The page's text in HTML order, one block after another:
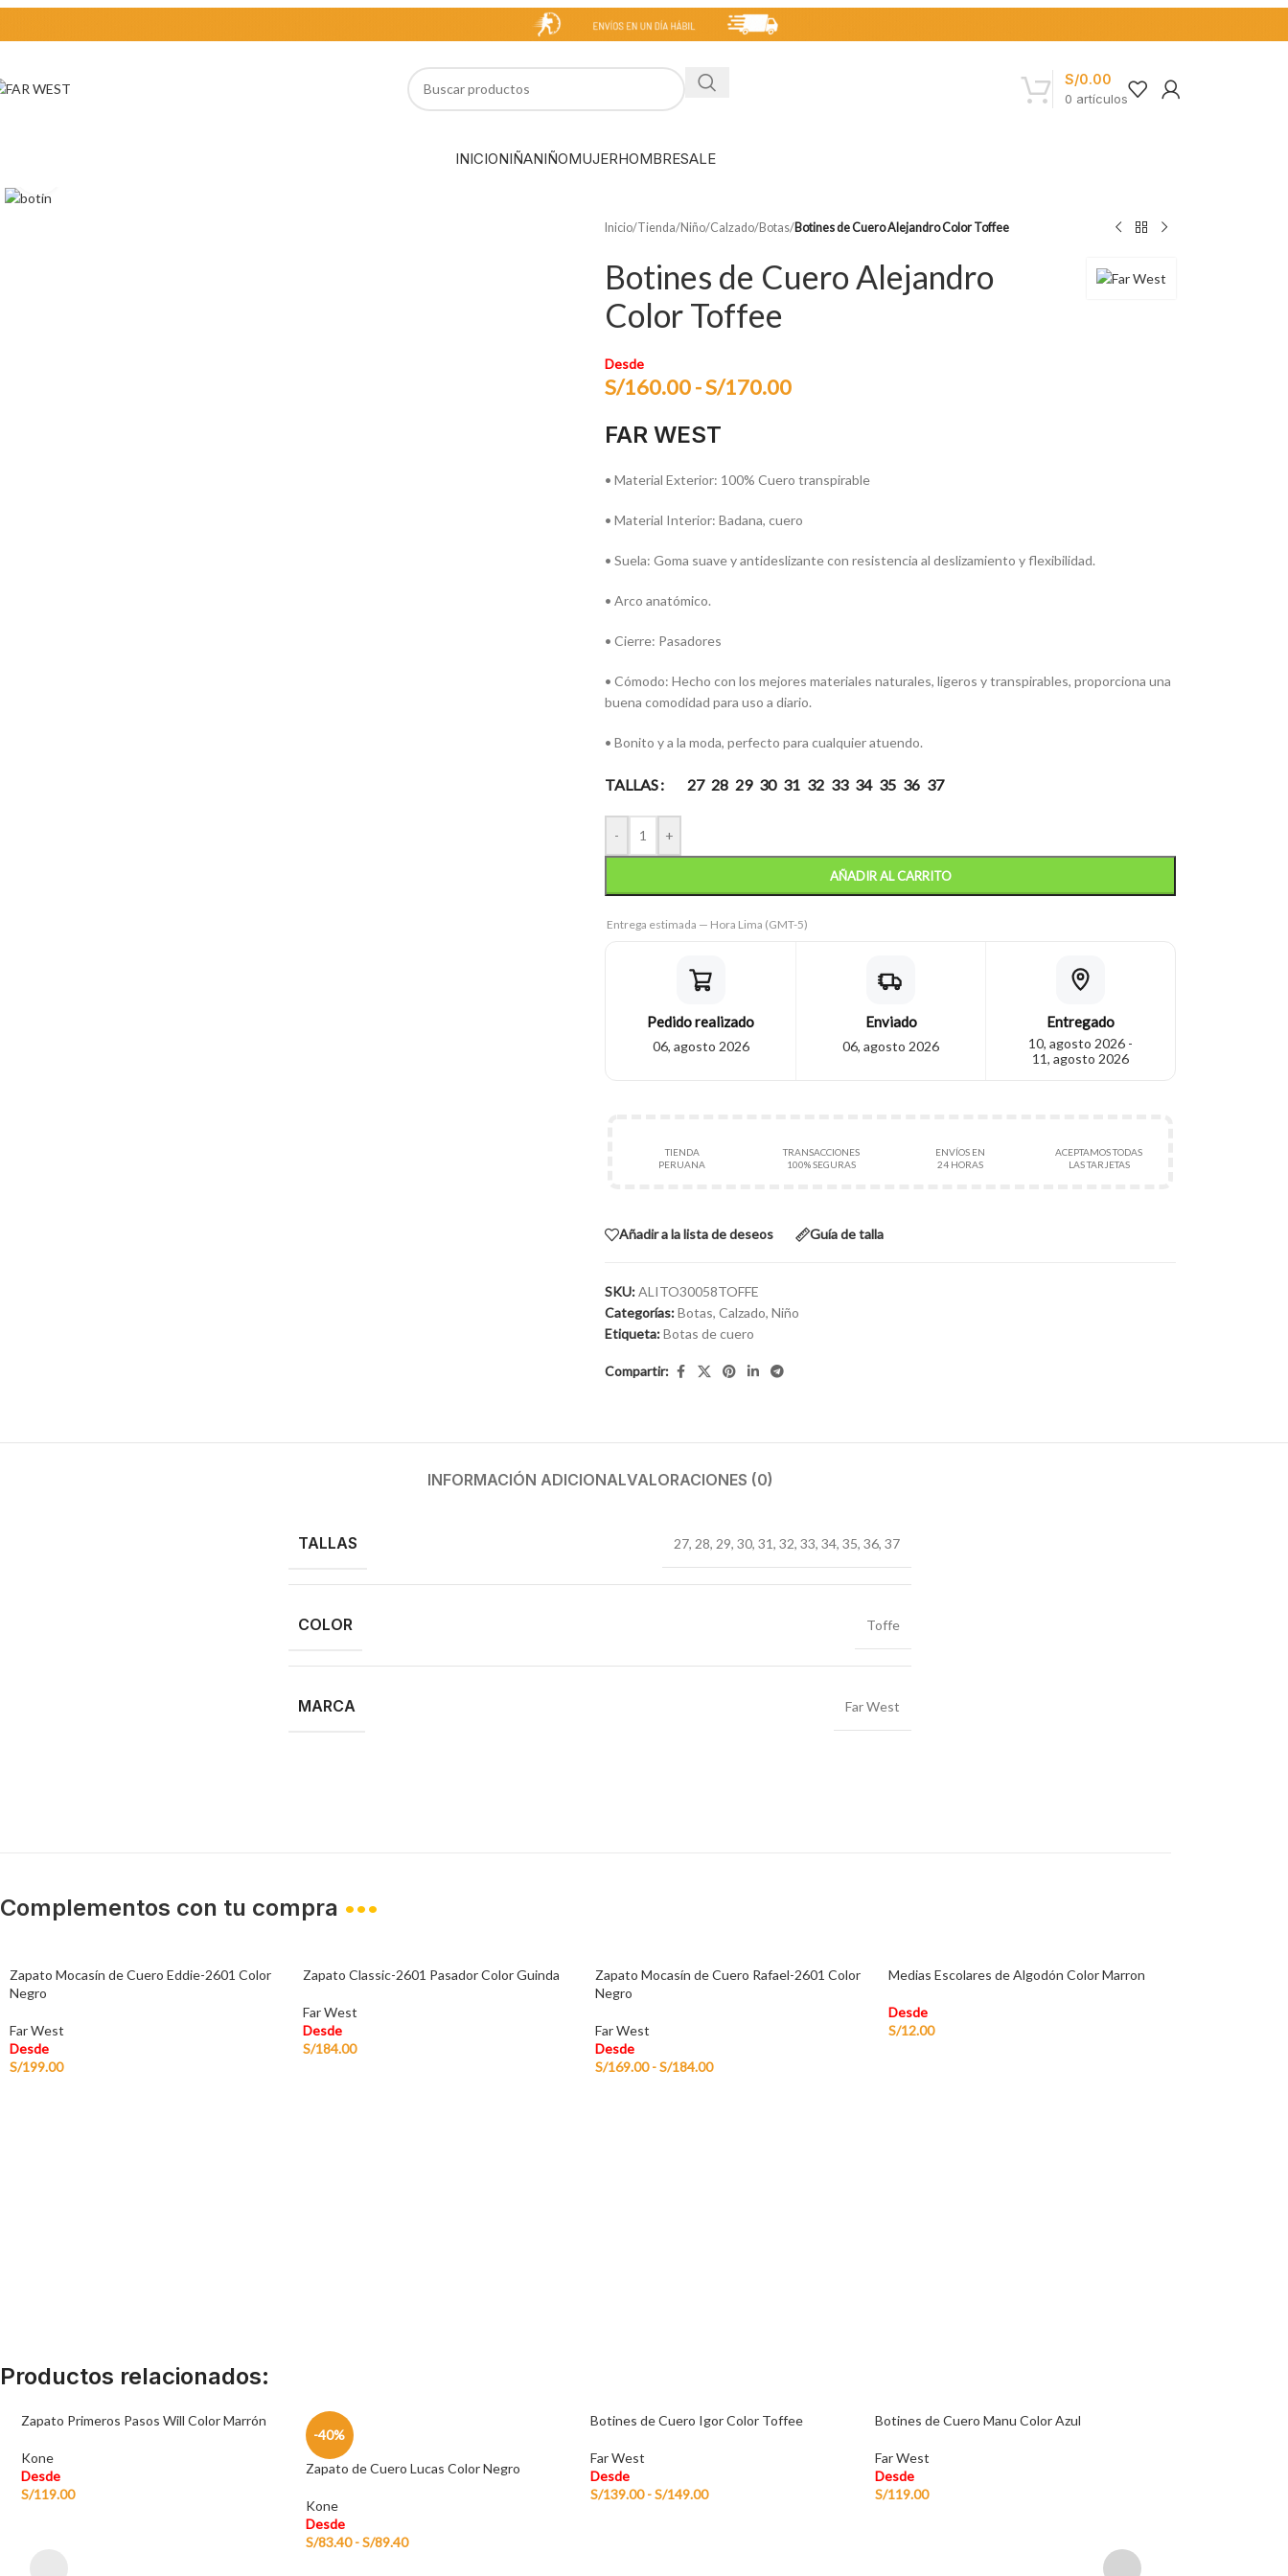
0 artículos
S/0.00
INICIONIÑANIÑOMUJERHOMBRESALE
Inicio/Tienda/Niño/Calzado/Botas/Botines de Cuero Alejandro Color Toffee
Botines de Cuero Alejandro
Color Toffee
Desde
S/160.00-S/170.00
FAR WEST
• Material Exterior: 100% Cuero transpirable
• Material Interior: Badana, cuero
• Suela: Goma suave y antideslizante con resistencia al deslizamiento y flexibilidad.
• Arco anatómico.
• Cierre: Pasadores
• Cómodo: Hecho con los mejores materiales naturales, ligeros y transpirables, proporciona una
buena comodidad para uso a diario.
• Bonito y a la moda, perfecto para cualquier atuendo.
TALLAS 27 28 29 30 31 32 33 34 35 36 37
- +
AÑADIR AL CARRITO
Entrega estimada — Hora Lima (GMT-5)
Pedido realizado
06, agosto 2026
Enviado
06, agosto 2026
Entregado
10, agosto 2026 -
11, agosto 2026
TIENDA
PERUANA
TRANSACCIONES
100% SEGURAS
ENVÍOS EN
24 HORAS
ACEPTAMOS TODAS
LAS TARJETAS
Añadir a la lista de deseos Guía de talla
SKU:ALITO30058TOFFE
Categorías:Botas, Calzado, Niño
Etiqueta:Botas de cuero
Compartir:
INFORMACIÓN ADICIONALVALORACIONES (0)
TALLAS 27, 28, 29, 30, 31, 32, 33, 34, 35, 36, 37
COLOR Toffe
MARCA Far West
Complementos con tu compra •••
Zapato Mocasín de Cuero Eddie-2601 Color
Negro
Far West
Desde
S/199.00
Zapato Classic-2601 Pasador Color Guinda
Far West
Desde
S/184.00
Zapato Mocasín de Cuero Rafael-2601 Color
Negro
Far West
Desde
S/169.00 -S/184.00
Medias Escolares de Algodón Color Marron
Desde
S/12.00
Productos relacionados:
Zapato Primeros Pasos Will Color Marrón
Kone
Desde
S/119.00
-40%
Zapato de Cuero Lucas Color Negro
Kone
Desde
S/83.40 -S/89.40
Botines de Cuero Igor Color Toffee
Far West
Desde
S/139.00 -S/149.00
Botines de Cuero Manu Color Azul
Far West
Desde
S/119.00